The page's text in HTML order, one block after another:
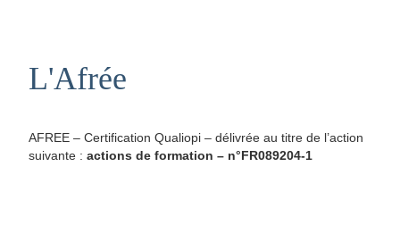
L'Afrée
AFREE – Certification Qualiopi – délivrée au titre de l’action
suivante : actions de formation – n°FR089204-1